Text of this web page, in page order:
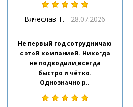
Вячеслав Т. 28.07.2026
Не первый год сотрудничаю
с этой компанией. Никогда
не подводили,всегда
быстро и чётко.
Однозначно р..